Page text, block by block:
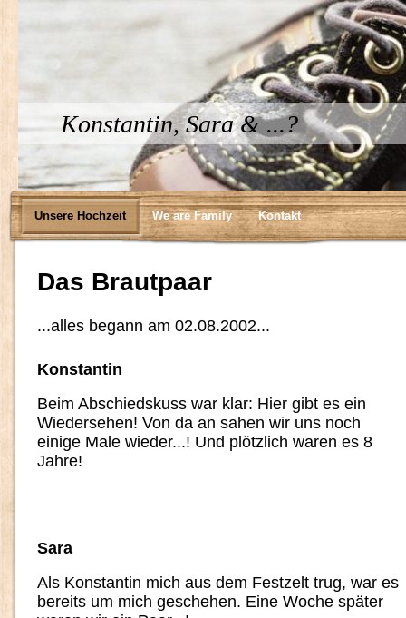
Konstantin, Sara & ...?
Unsere Hochzeit We are Family Kontakt
Das Brautpaar
...alles begann am 02.08.2002...
Konstantin
Beim Abschiedskuss war klar: Hier gibt es ein
Wiedersehen! Von da an sahen wir uns noch
einige Male wieder...! Und plötzlich waren es 8
Jahre!
Sara
Als Konstantin mich aus dem Festzelt trug, war es
bereits um mich geschehen. Eine Woche später